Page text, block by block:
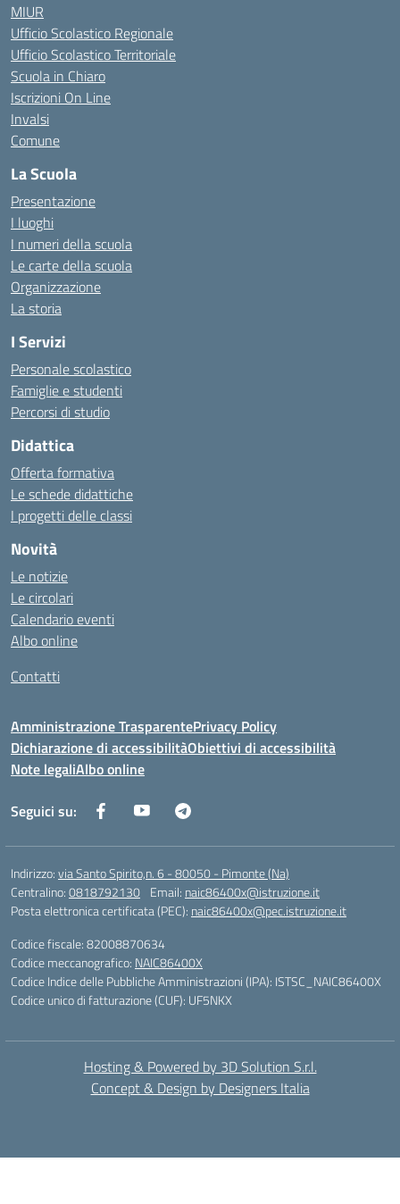
MIUR
Ufficio Scolastico Regionale
Ufficio Scolastico Territoriale
Scuola in Chiaro
Iscrizioni On Line
Invalsi
Comune
La Scuola
Presentazione
I luoghi
I numeri della scuola
Le carte della scuola
Organizzazione
La storia
I Servizi
Personale scolastico
Famiglie e studenti
Percorsi di studio
Didattica
Offerta formativa
Le schede didattiche
I progetti delle classi
Novità
Le notizie
Le circolari
Calendario eventi
Albo online
Contatti
Amministrazione TrasparentePrivacy Policy
Dichiarazione di accessibilitàObiettivi di accessibilità
Note legaliAlbo online
Seguici su:
Indirizzo:via Santo Spirito,n. 6 - 80050 - Pimonte (Na)
Centralino:0818792130 Email: naic86400x@istruzione.it
Posta elettronica certificata (PEC): naic86400x@pec.istruzione.it
Codice fiscale: 82008870634
Codice meccanografico: NAIC86400X
Codice Indice delle Pubbliche Amministrazioni (IPA): ISTSC_NAIC86400X
Codice unico di fatturazione (CUF): UF5NKX
Hosting & Powered by 3D Solution S.r.l.
Concept & Design by Designers Italia